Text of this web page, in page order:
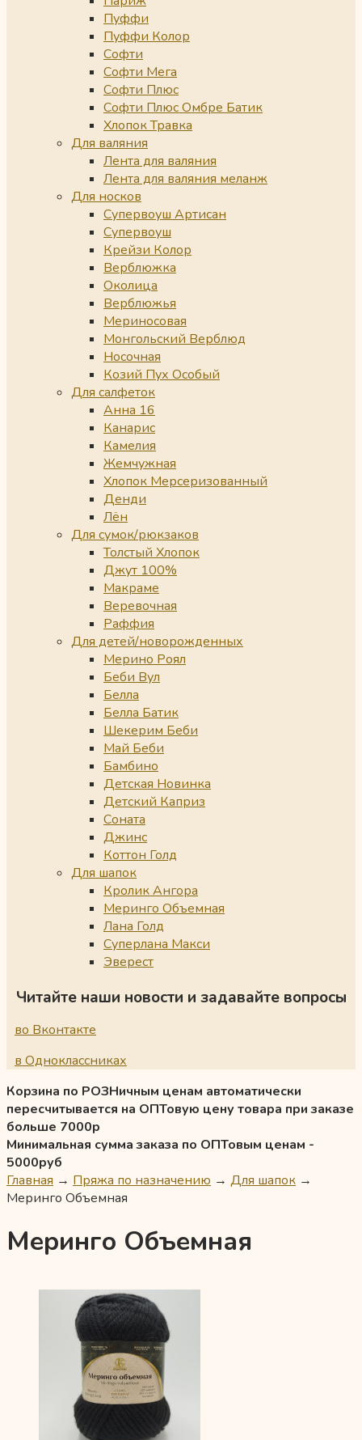
Пуффи
Пуффи Колор
Софти
Софти Мега
Софти Плюс
Софти Плюс Омбре Батик
Хлопок Травка
Для валяния
Лента для валяния
Лента для валяния меланж
Для носков
Супервоуш Артисан
Супервоуш
Крейзи Колор
Верблюжка
Околица
Верблюжья
Мериносовая
Монгольский Верблюд
Носочная
Козий Пух Особый
Для салфеток
Анна 16
Канарис
Камелия
Жемчужная
Хлопок Мерсеризованный
Денди
Лён
Для сумок/рюкзаков
Толстый Хлопок
Джут 100%
Макраме
Веревочная
Раффия
Для детей/новорожденных
Мерино Роял
Беби Вул
Белла
Белла Батик
Шекерим Беби
Май Беби
Бамбино
Детская Новинка
Детский Каприз
Соната
Джинс
Коттон Голд
Для шапок
Кролик Ангора
Меринго Объемная
Лана Голд
Суперлана Макси
Эверест
Читайте наши новости и задавайте вопросы
во Вконтакте
в Одноклассниках
Корзина по РОЗНичным ценам автоматически
пересчитывается на ОПТовую цену товара при заказе
больше 7000р
Минимальная сумма заказа по ОПТовым ценам -
5000руб
Главная → Пряжа по назначению → Для шапок →
Меринго Объемная
Меринго Объемная